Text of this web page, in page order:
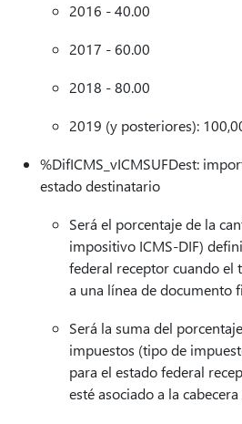
2016 - 40.00
2017 - 60.00
2018 - 80.00
2019 (y posteriores):
%DifICMS_vICMSUFDest:
estado destinatario
Será el porcentaje de la
impositivo ICMS-DIF)
federal receptor cuando el
a una línea de documento
Será la suma del
impuestos (tipo de
para el estado federal
esté asociado a la